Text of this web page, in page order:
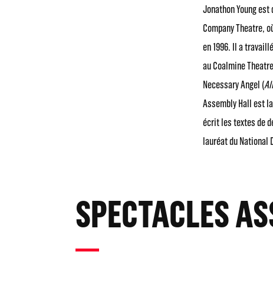
Jonathon Young
Company Theatre,
en 1996. Il a
au Coalmine
Necessary Angel (
Assembly Hall est
écrit les textes de
lauréat du National
SPECTACLES